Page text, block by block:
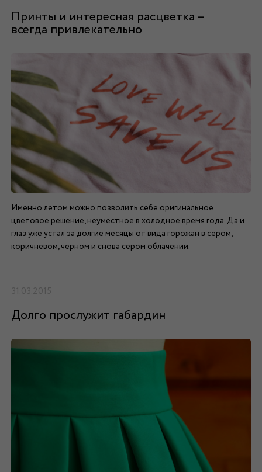
Принты и интересная расцветка –
всегда привлекательно
Именно летом можно позволить себе оригинальное
цветовое решение, неуместное в холодное время года. Да и
глаз уже устал за долгие месяцы от вида горожан в сером,
коричневом, черном и снова сером облачении.
31.03.2015
Долго прослужит габардин